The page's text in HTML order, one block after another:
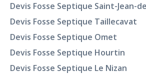
Devis Fosse Septique Saint-Jean-
Devis Fosse Septique Taillecavat
Devis Fosse Septique Omet
Devis Fosse Septique Hourtin
Devis Fosse Septique Le Nizan